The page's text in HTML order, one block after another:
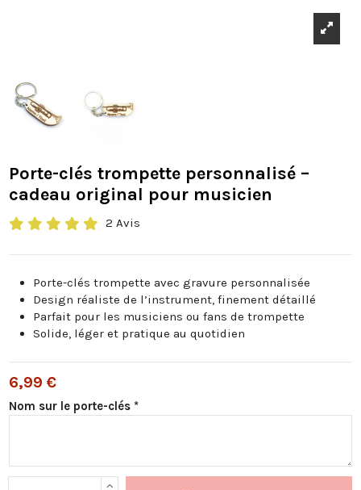
Porte-clés trompette personnalisé –
cadeau original pour musicien
2 Avis
Porte-clés trompette avec gravure personnalisée
Design réaliste de l’instrument, finement détaillé
Parfait pour les musiciens ou fans de trompette
Solide, léger et pratique au quotidien
6,99 €
Nom sur le porte-clés *